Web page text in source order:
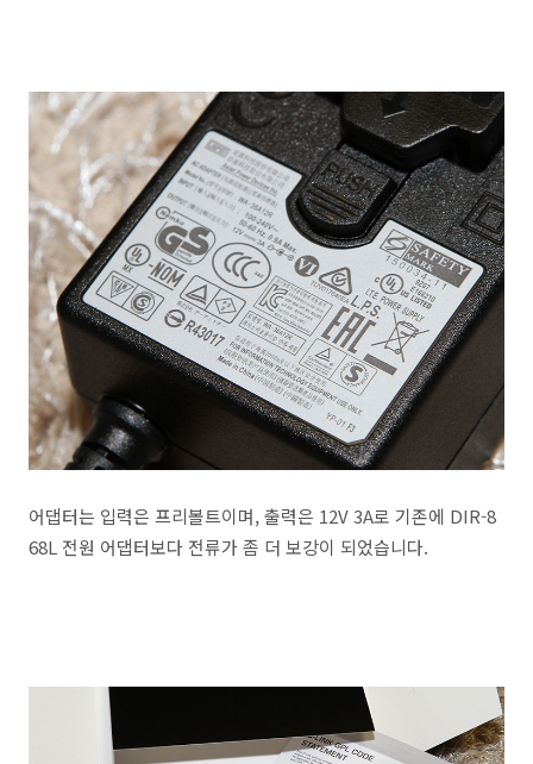
어댑터는 입력은 프리볼트이며, 출력은 12V 3A로 기존에 DIR-8
68L 전원 어댑터보다 전류가 좀 더 보강이 되었습니다.